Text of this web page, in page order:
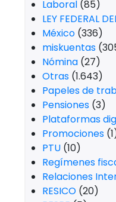
Laboral (85)
LEY FEDERAL
México (336)
miskuentas
Nómina (27)
Otras (1.643)
Papeles de
Pensiones (3)
Plataformas
Promociones
PTU (10)
Regímenes
Relaciones
RESICO (20)